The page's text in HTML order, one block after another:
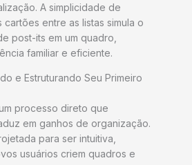
A simplicidade de
cartões entre as listas simula o
post-its em um quadro,
familiar e eficiente.
e Estruturando Seu Primeiro
processo direto que
em ganhos de organização.
para ser intuitiva,
usuários criem quadros e